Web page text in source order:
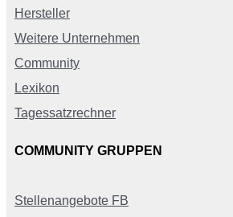
Hersteller
Weitere Unternehmen
Community
Lexikon
Tagessatzrechner
COMMUNITY GRUPPEN
Stellenangebote FB